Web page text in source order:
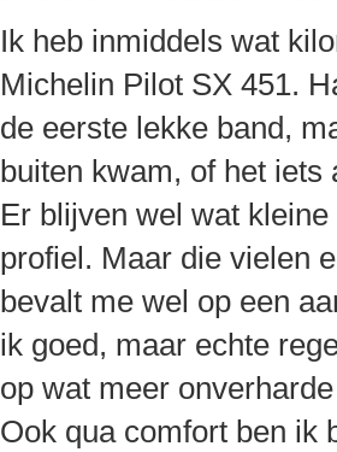
Ik heb inmiddels wat
Michelin Pilot SX 451.
de eerste lekke band,
buiten kwam, of het iets
Er blijven wel wat
profiel. Maar die vielen
bevalt me wel op een
ik goed, maar echte
op wat meer
Ook qua comfort ben ik